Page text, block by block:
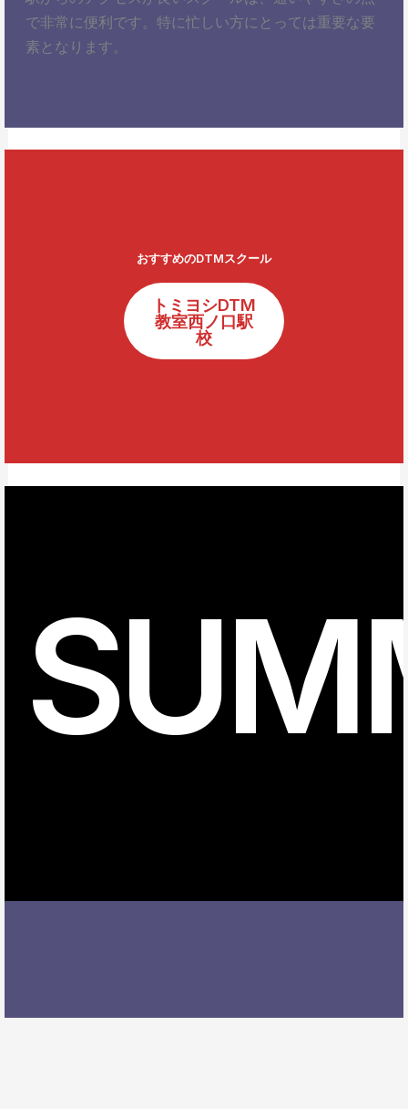
で非常に便利です。特に忙しい方にとっては重要な要
素となります。
おすすめのDTMスクール
トミヨシDTM
教室西ノ口駅
校